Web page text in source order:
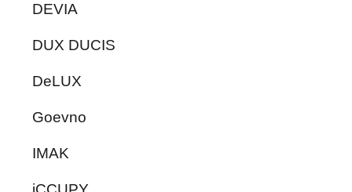
DEVIA
DUX DUCIS
DeLUX
Goevno
IMAK